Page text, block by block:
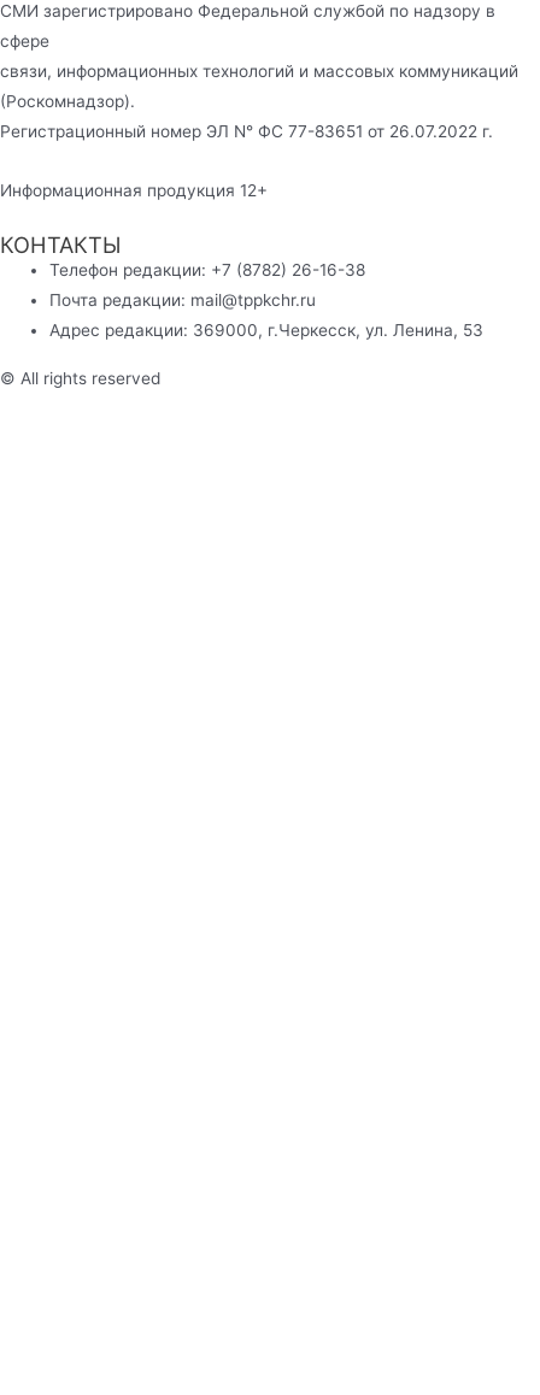
СМИ зарегистрировано Федеральной службой по надзору в
сфере
связи, информационных технологий и массовых коммуникаций
(Роскомнадзор).
Регистрационный номер ЭЛ N° ФС 77-83651 от 26.07.2022 г.
Информационная продукция 12+
КОНТАКТЫ
Телефон редакции: +7 (8782) 26-16-38
Почта редакции: mail@tppkchr.ru
Адрес редакции: 369000, г.Черкесск, ул. Ленина, 53
© All rights reserved